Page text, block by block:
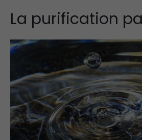
La purification